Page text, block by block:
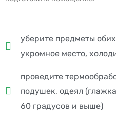
уберите предметы
укромное место,
проведите
подушек, одеял
60 градусов и выше)